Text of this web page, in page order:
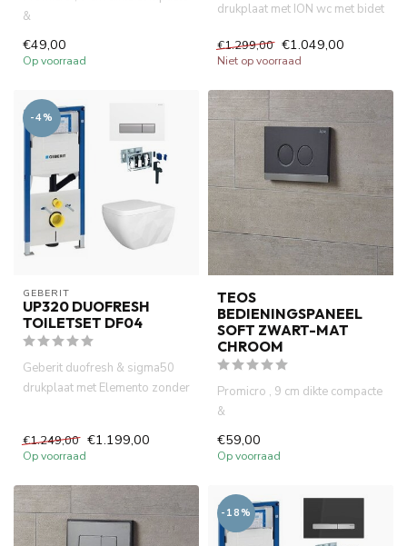
&
ruimtebesparend inbouwreservoir
. Ideaal voor k...
€49,00
Op voorraad
drukplaat met ION wc met bidet
€1.299,00 €1.049,00
Niet op voorraad
-4%
GEBERIT
UP320 DUOFRESH
TOILETSET DF04
Geberit duofresh & sigma50
drukplaat met Elemento zonder
€1.249,00 €1.199,00
Op voorraad
TEOS
BEDIENINGSPANEEL
SOFT ZWART-MAT
CHROOM
Promicro , 9 cm dikte compacte
&
ruimtebesparend inbouwreservoir
. Ideaal voor k...
€59,00
Op voorraad
-18%